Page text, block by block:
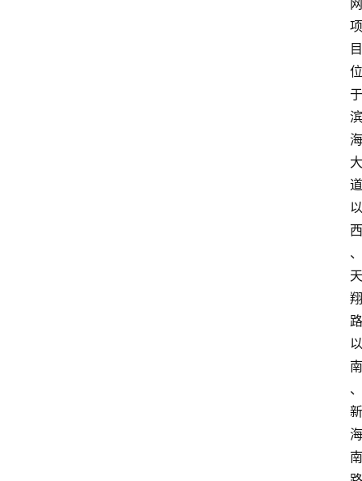
网
项
目
位
于
滨
海
大
道
以
西
、
天
翔
路
以
南
、
新
海
南